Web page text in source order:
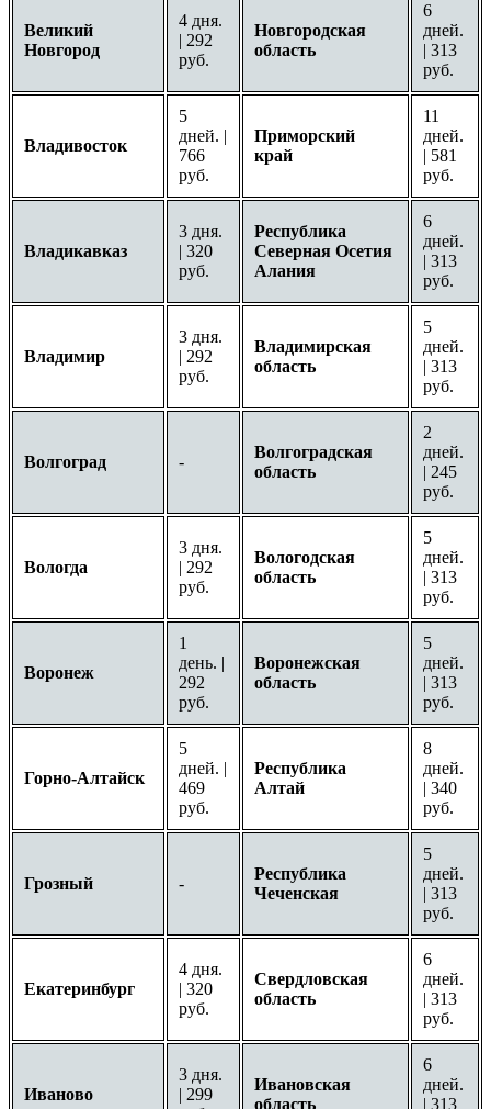
Великий
Новгород
4 дня.
| 292
руб.
Новгородская
область
6
дней.
| 313
руб.
Владивосток
5
дней. |
766
руб.
Приморский
край
11
дней.
| 581
руб.
Владикавказ
3 дня.
| 320
руб.
Республика
Северная Осетия
Алания
6
дней.
| 313
руб.
Владимир
3 дня.
| 292
руб.
Владимирская
область
5
дней.
| 313
руб.
Волгоград -
Волгоградская
область
2
дней.
| 245
руб.
Вологда
3 дня.
| 292
руб.
Вологодская
область
5
дней.
| 313
руб.
Воронеж
1
день. |
292
руб.
Воронежская
область
5
дней.
| 313
руб.
Горно-Алтайск
5
дней. |
469
руб.
Республика
Алтай
8
дней.
| 340
руб.
Грозный -
Республика
Чеченская
5
дней.
| 313
руб.
Екатеринбург
4 дня.
| 320
руб.
Свердловская
область
6
дней.
| 313
руб.
Иваново
3 дня.
| 299
Ивановская
область
6
дней.
| 313